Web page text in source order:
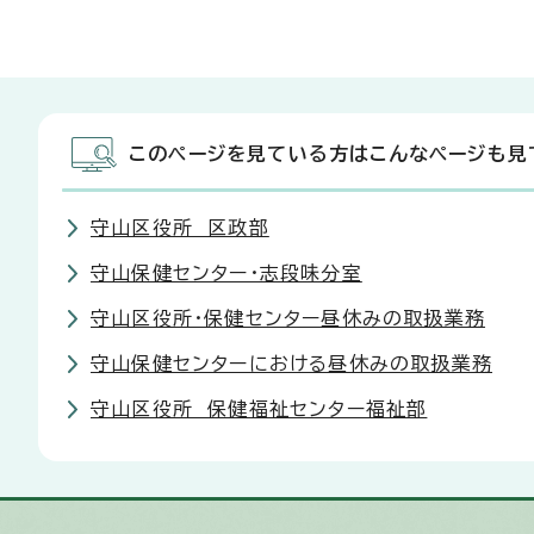
このページを見ている方はこんなページも見
守山区役所 区政部
守山保健センター・志段味分室
守山区役所・保健センター昼休みの取扱業務
守山保健センターにおける昼休みの取扱業務
守山区役所 保健福祉センター福祉部